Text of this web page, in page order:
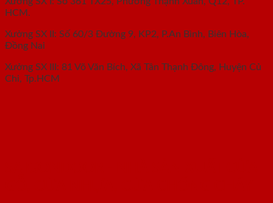
HCM.
Xưởng SX II: Số 60/3 Đường 9, KP2, P.An Bình, Biên Hòa,
Đồng Nai
Xưởng SX III: 81 Võ Văn Bích, Xã Tân Thạnh Đông, Huyện Củ
Chi, Tp.HCM